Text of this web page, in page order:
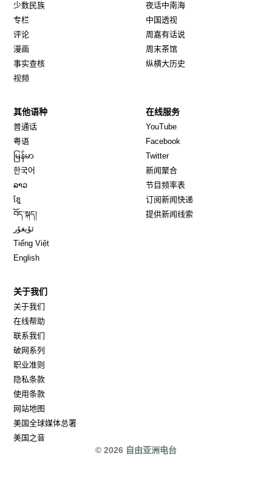
少数民族
专栏
评论
漫画
事实查核
视频
夜话中南海
中国透视
周嘉有话说
周末茶馆
纵横大历史
其他语种
普通话
粤语
မြန်မာ
한국어
ລາວ
ខ្មែ
བོད་སྐད།
ئۇيغۇر
Tiếng Việt
English
在线服务
YouTube
Facebook
TwitterOpens in new window
新闻聚合
节目频率表
订阅新闻快递
提供新闻线索
关于我们
关于我们
在线帮助
联系我们
破网系列
职业准则
隐私条款
使用条款
网站地图
美国全球媒体总署
美国之音
© 2026 自由亚洲电台